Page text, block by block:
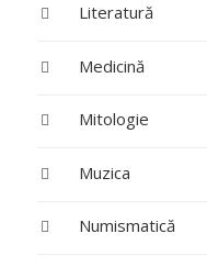
Literatură
Medicină
Mitologie
Muzica
Numismatică